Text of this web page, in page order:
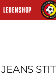
JEANS